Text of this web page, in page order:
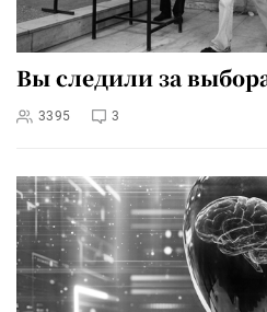
Вы следили за
3395 3